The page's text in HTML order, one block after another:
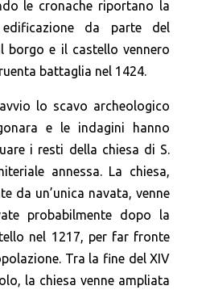
le cronache riportano la
da parte del
borgo e il castello vennero
battaglia nel 1424.
lo scavo archeologico
e le indagini hanno
i resti della chiesa di S.
annessa. La chiesa,
da un’unica navata, venne
probabilmente dopo la
nel 1217, per far fronte
Tra la fine del XIV
la chiesa venne ampliata